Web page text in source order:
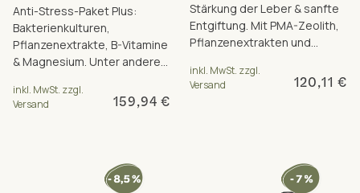
Anti-Stress-Paket Plus:
Bakterienkulturen,
Pflanzenextrakte, B-Vitamine
& Magnesium. Unter anderem
Nerven & Psyche.
inkl. MwSt. zzgl.
Versand
159,94 €
Stärkung der Leber & sanfte
Entgiftung. Mit PMA-Zeolith,
Pflanzenextrakten und
Paketrabatt.
inkl. MwSt. zzgl.
Versand
120,11 €